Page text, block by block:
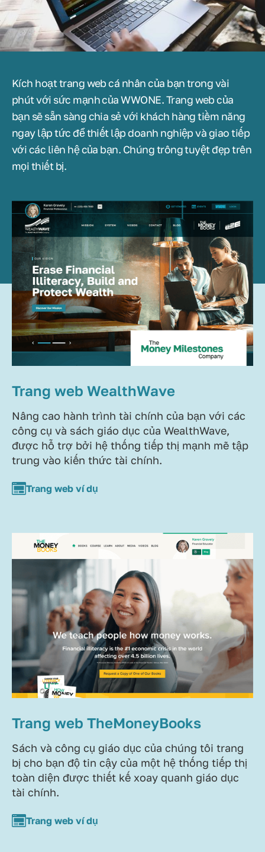
Kích hoạt trang web cá nhân của bạn trong vài
phút với sức mạnh của WWONE. Trang web của
bạn sẽ sẵn sàng chia sẻ với khách hàng tiềm năng
ngay lập tức để thiết lập doanh nghiệp và giao tiếp
với các liên hệ của bạn. Chúng trông tuyệt đẹp trên
mọi thiết bị.
Trang web WealthWave
Nâng cao hành trình tài chính của bạn với các
công cụ và sách giáo dục của WealthWave,
được hỗ trợ bởi hệ thống tiếp thị mạnh mẽ tập
trung vào kiến thức tài chính.
Trang web ví dụ
Trang web TheMoneyBooks
Sách và công cụ giáo dục của chúng tôi trang
bị cho bạn độ tin cậy của một hệ thống tiếp thị
toàn diện được thiết kế xoay quanh giáo dục
tài chính.
Trang web ví dụ